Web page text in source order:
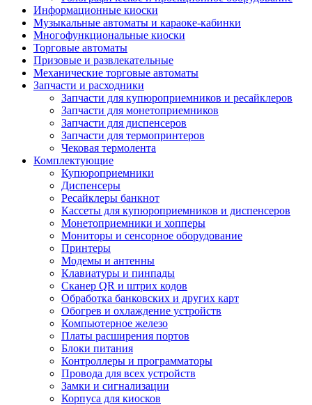
Информационные киоски
Музыкальные автоматы и караоке-кабинки
Многофункциональные киоски
Торговые автоматы
Призовые и развлекательные
Механические торговые автоматы
Запчасти и расходники
Запчасти для купюроприемников и ресайклеров
Запчасти для монетоприемников
Запчасти для диспенсеров
Запчасти для термопринтеров
Чековая термолента
Комплектующие
Купюроприемники
Диспенсеры
Ресайклеры банкнот
Кассеты для купюроприемников и диспенсеров
Монетоприемники и хопперы
Мониторы и сенсорное оборудование
Принтеры
Модемы и антенны
Клавиатуры и пинпады
Сканер QR и штрих кодов
Обработка банковских и других карт
Обогрев и охлаждение устройств
Компьютерное железо
Платы расширения портов
Блоки питания
Контроллеры и программаторы
Провода для всех устройств
Замки и сигнализации
Корпуса для киосков